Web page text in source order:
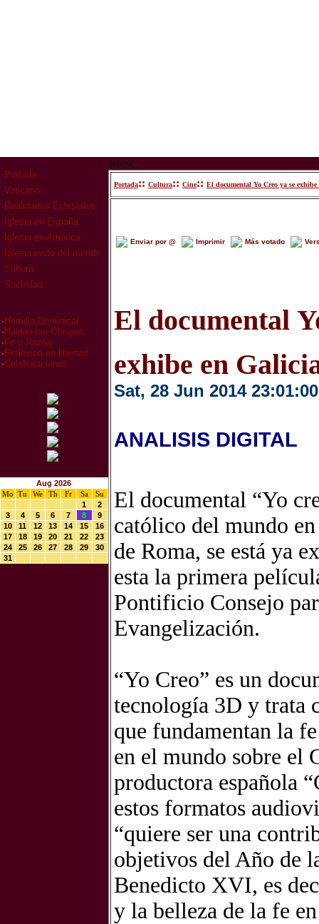
Portada
Vaticano
Realidades Eclesiales
Iglesia en España
Iglesia en América
Iglesia resto del mundo
Cultura
Sociedad
· Homilia Dominical
· Hablan los Obispos
· Fe y Razón
· Reflexion en libertad
·Colaboraciones
Aug 2026
Mo
Tu We Th Fr Sa
Su
1
2
3
4 5 6 7 8
9
10
11 12 13 14 15
16
17
18 19 20 21 22
23
24
25 26 27 28 29
30
31
www
Portada:: Cultura:: Cine:: El documental Yo Creo ya se
Enviar por @ Imprimir Más votado
El documental
exhibe en
Sat, 28 Jun 2014 23:01:00
ANALISIS DIGITAL
El documental “Yo
católico del mundo
de Roma, se está ya
esta la primera
Pontificio Consejo
Evangelización.
“Yo Creo” es un
tecnología 3D y trata
que fundamentan la
en el mundo sobre el
productora española
estos formatos
“quiere ser una
objetivos del Año de
Benedicto XVI, es
y la belleza de la fe